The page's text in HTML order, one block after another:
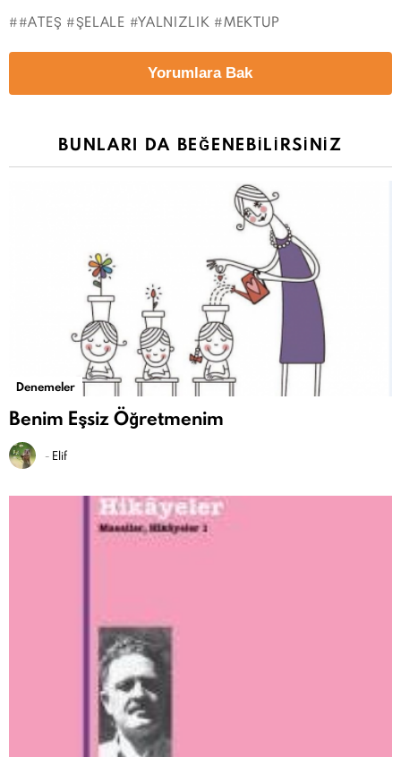
#ATEŞ #ŞELALE #YALNIZLIK #MEKTUP
Yorumlara Bak
BUNLARI DA BEĞENEBILIRSINIZ
Denemeler
Benim Eşsiz Öğretmenim
- Elif